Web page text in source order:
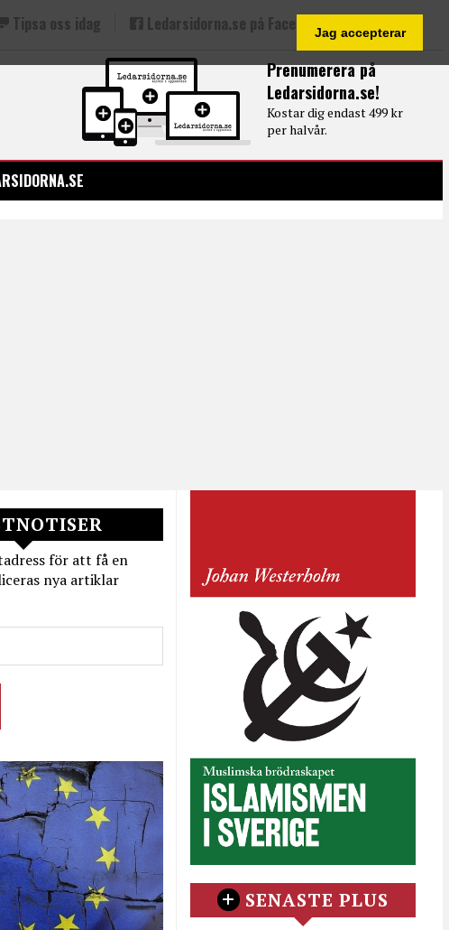
Jag accepterar
Prenumerera på
Ledarsidorna.se!
Kostar dig endast 499 kr
per halvår.
Tipsa oss idag Ledarsidorna.se på Facebook
för att få en
nya artiklar
SENASTE PLUS